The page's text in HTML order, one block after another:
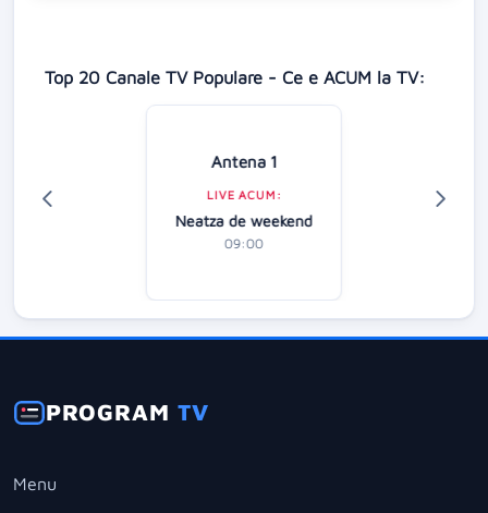
Top 20 Canale TV Populare - Ce e ACUM la TV:
Antena 1
LIVE ACUM:
Neatza de weekend
09:00
PROGRAMTV
Menu